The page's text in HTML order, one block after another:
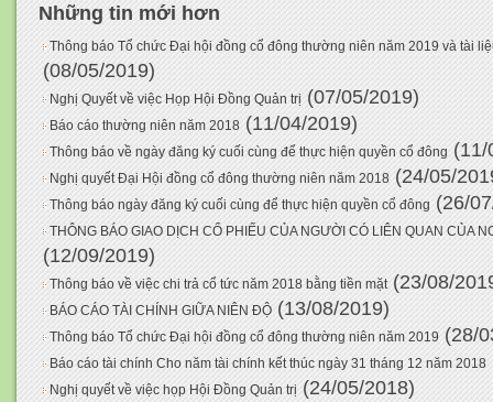
Những tin mới hơn
Thông báo Tổ chức Đại hội đồng cổ đông thường niên năm 2019 và tài
(08/05/2019)
Nghị Quyết về việc Họp Hội Đồng Quản trị (07/05/2019)
Báo cáo thường niên năm 2018 (11/04/2019)
Thông báo về ngày đăng ký cuối cùng để thực hiện quyền cổ đông (11/
Nghị quyết Đại Hội đồng cổ đông thường niên năm 2018 (24/05/
Thông báo ngày đăng ký cuối cùng để thực hiện quyền cổ đông (26/
THÔNG BÁO GIAO DỊCH CỔ PHIẾU CỦA NGƯỜI CÓ LIÊN QUAN CỦA
(12/09/2019)
Thông báo về việc chi trả cổ tức năm 2018 bằng tiền mặt (23/08/
BÁO CÁO TÀI CHÍNH GIỮA NIÊN ĐỘ (13/08/2019)
Thông báo Tổ chức Đại hội đồng cổ đông thường niên năm 2019 (28/
Báo cáo tài chính Cho năm tài chính kết thúc ngày 31 tháng 12 năm 2018
Nghị quyết về việc họp Hội Đồng Quản trị (24/05/2018)